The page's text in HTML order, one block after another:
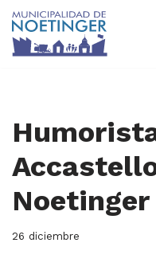
Saltar
Noetinger
26 diciembre